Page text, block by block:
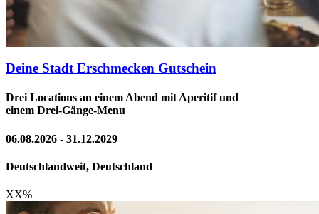
Deine Stadt Erschmecken Gutschein
Drei Locations an einem Abend mit Aperitif und
einem Drei-Gänge-Menu
06.08.2026 - 31.12.2029
Deutschlandweit, Deutschland
XX%